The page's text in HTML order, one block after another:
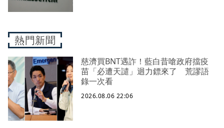
熱門新聞
慈濟買BNT遇詐！藍白昔嗆政府擋疫
苗「必遭天譴」迴力鏢來了 荒謬語
錄一次看
2026.08.06 22:06